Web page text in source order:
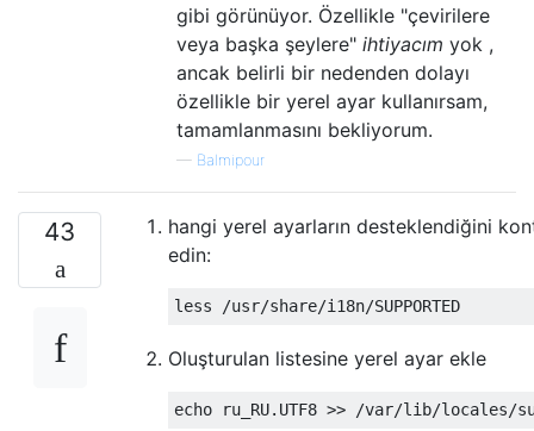
gibi görünüyor. Özellikle "çevirilere
veya başka şeylere" ihtiyacım yok ,
ancak belirli bir nedenden dolayı
özellikle bir yerel ayar kullanırsam,
tamamlanmasını bekliyorum.
— Balmipour
43
hangi yerel ayarların desteklendiğini
edin:
Oluşturulan listesine yerel ayar ekle